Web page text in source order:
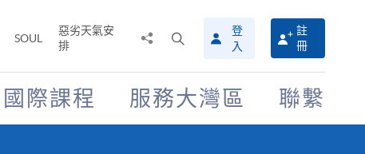
SOUL
惡劣天氣安
排
搜
尋
介
面
登
入
註
冊
國際課程 服務大灣區 聯繫